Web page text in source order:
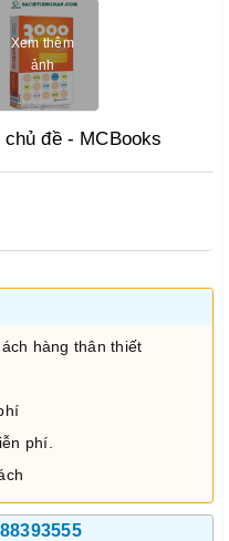
Xem thêm
ảnh
đề - MCBooks
hàng thân thiết
phí.